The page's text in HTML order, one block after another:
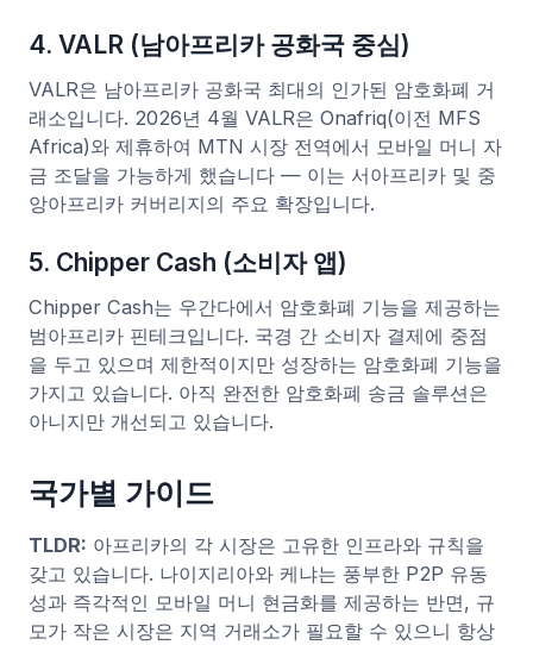
4. VALR (남아프리카 공화국 중심)
VALR은 남아프리카 공화국 최대의 인가된 암호화폐 거
래소입니다. 2026년 4월 VALR은 Onafriq(이전 MFS
Africa)와 제휴하여 MTN 시장 전역에서 모바일 머니 자
금 조달을 가능하게 했습니다 — 이는 서아프리카 및 중
앙아프리카 커버리지의 주요 확장입니다.
5. Chipper Cash (소비자 앱)
Chipper Cash는 우간다에서 암호화폐 기능을 제공하는
범아프리카 핀테크입니다. 국경 간 소비자 결제에 중점
을 두고 있으며 제한적이지만 성장하는 암호화폐 기능을
가지고 있습니다. 아직 완전한 암호화폐 송금 솔루션은
아니지만 개선되고 있습니다.
국가별 가이드
TLDR: 아프리카의 각 시장은 고유한 인프라와 규칙을
갖고 있습니다. 나이지리아와 케냐는 풍부한 P2P 유동
성과 즉각적인 모바일 머니 현금화를 제공하는 반면, 규
모가 작은 시장은 지역 거래소가 필요할 수 있으니 항상